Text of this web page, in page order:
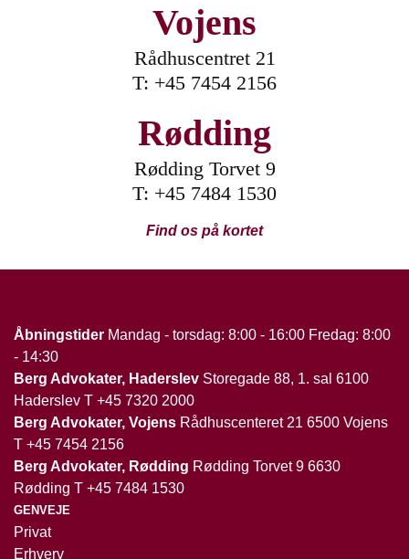
Vojens
Rådhuscentret 21
T: +45 7454 2156
Rødding
Rødding Torvet 9
T: +45 7484 1530
Find os på kortet
Åbningstider Mandag - torsdag: 8:00 - 16:00 Fredag: 8:00
- 14:30
Berg Advokater, Haderslev Storegade 88, 1. sal 6100
Haderslev T +45 7320 2000
Berg Advokater, Vojens Rådhuscenteret 21 6500 Vojens
T +45 7454 2156
Berg Advokater, Rødding Rødding Torvet 9 6630
Rødding T +45 7484 1530
GENVEJE
Privat
Erhverv